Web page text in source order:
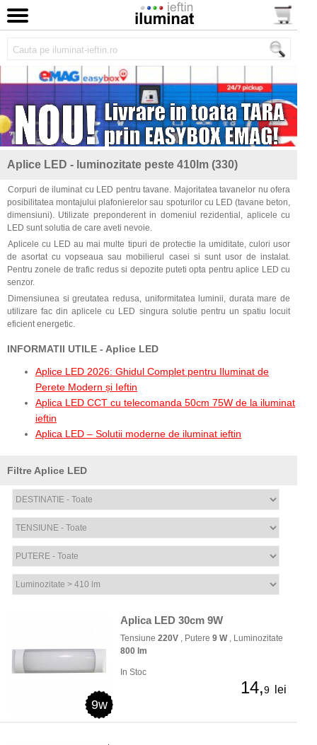
Aplice LED - luminozitate peste 410lm (330)
Corpuri de iluminat cu LED pentru tavane. Majoritatea tavanelor nu ofera
posibilitatea montajului plafonierelor sau spoturilor cu LED (tavane beton,
dimensiuni). Utilizate preponderent in domeniul rezidential, aplicele cu
LED sunt solutia de care aveti nevoie.
Aplicele cu LED au mai multe tipuri de protectie la umiditate, culori usor
de asortat cu vopseaua sau mobilierul casei si sunt usor de instalat.
Pentru zonele de trafic redus si depozite puteti opta pentru aplice LED cu
senzor.
Dimensiunea si greutatea redusa, uniformitatea luminii, durata mare de
utilizare fac din aplicele cu LED singura solutie pentru un spatiu locuit
eficient energetic.
INFORMATII UTILE - Aplice LED
Aplice LED 2026: Ghidul Complet pentru Iluminat de
Perete Modern și Ieftin
Aplica LED CCT cu telecomanda 50cm 75W de la iluminat
ieftin
Aplica LED – Solutii moderne de iluminat ieftin
Filtre Aplice LED
9w
Aplica LED 30cm 9W
Tensiune 220V , Putere 9 W, Luminozitate
800 lm
In Stoc
14,9 lei